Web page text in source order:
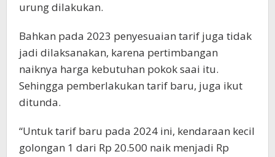
urung dilakukan.
Bahkan pada 2023 penyesuaian tarif juga tidak
jadi dilaksanakan, karena pertimbangan
naiknya harga kebutuhan pokok saai itu.
Sehingga pemberlakukan tarif baru, juga ikut
ditunda.
“Untuk tarif baru pada 2024 ini, kendaraan kecil
golongan 1 dari Rp 20.500 naik menjadi Rp